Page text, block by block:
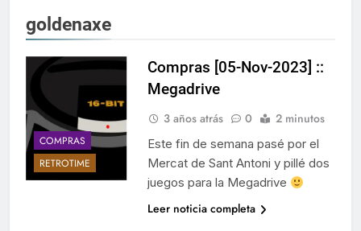
goldenaxe
COMPRAS
RETROTIME
Compras [05-Nov-2023] ::
Megadrive
3 años atrás 0 2 minutos
Este fin de semana pasé por el
Mercat de Sant Antoni y pillé dos
juegos para la Megadrive
Leer noticia completa